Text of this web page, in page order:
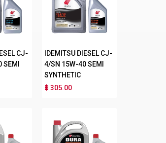
CJ-
IDEMITSU DIESEL CJ-
4/SN 15W-40 SEMI
SYNTHETIC
฿ 305.00